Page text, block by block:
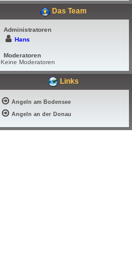
Das Team
Administratoren
Hans
Moderatoren
Keine Moderatoren
Links
Angeln am Bodensee
Angeln an der Donau